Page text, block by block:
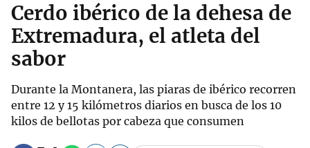
Cerdo ibérico de la dehesa de
Extremadura, el atleta del
sabor
Durante la Montanera, las piaras de ibérico recorren
entre 12 y 15 kilómetros diarios en busca de los 10
kilos de bellotas por cabeza que consumen